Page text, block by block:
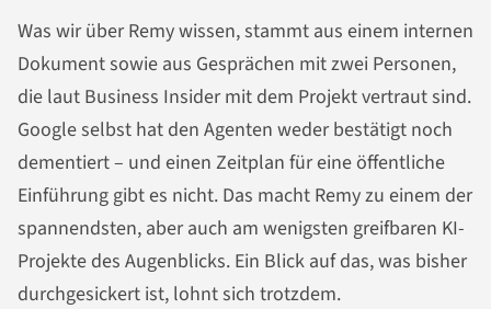
Was wir über Remy wissen, stammt aus einem internen
Dokument sowie aus Gesprächen mit zwei Personen,
die laut Business Insider mit dem Projekt vertraut sind.
Google selbst hat den Agenten weder bestätigt noch
dementiert – und einen Zeitplan für eine öffentliche
Einführung gibt es nicht. Das macht Remy zu einem der
spannendsten, aber auch am wenigsten greifbaren KI-
Projekte des Augenblicks. Ein Blick auf das, was bisher
durchgesickert ist, lohnt sich trotzdem.